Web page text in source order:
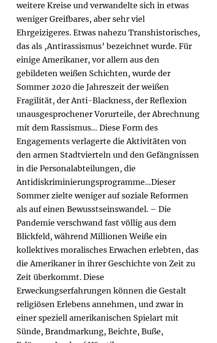
weitere Kreise und verwandelte sich in etwas
weniger Greifbares, aber sehr viel
Ehrgeizigeres. Etwas nahezu Transhistorisches,
das als ‚Antirassismus’ bezeichnet wurde. Für
einige Amerikaner, vor allem aus den
gebildeten weißen Schichten, wurde der
Sommer 2020 die Jahreszeit der weißen
Fragilität, der Anti-Blackness, der Reflexion
unausgesprochener Vorurteile, der Abrechnung
mit dem Rassismus… Diese Form des
Engagements verlagerte die Aktivitäten von
den armen Stadtvierteln und den Gefängnissen
in die Personalabteilungen, die
Antidiskriminierungsprogramme…Dieser
Sommer zielte weniger auf soziale Reformen
als auf einen Bewusstseinswandel. – Die
Pandemie verschwand fast völlig aus dem
Blickfeld, während Millionen Weiße ein
kollektives moralisches Erwachen erlebten, das
die Amerikaner in ihrer Geschichte von Zeit zu
Zeit überkommt. Diese
Erweckungserfahrungen können die Gestalt
religiösen Erlebens annehmen, und zwar in
einer speziell amerikanischen Spielart mit
Sünde, Brandmarkung, Beichte, Buße,